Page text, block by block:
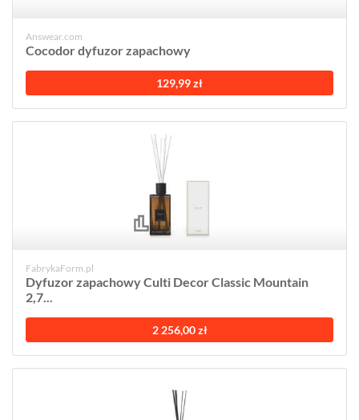
Answear.com
Cocodor dyfuzor zapachowy
129,99 zł
FabrykaForm.pl
Dyfuzor zapachowy Culti Decor Classic Mountain
2,7...
2 256,00 zł